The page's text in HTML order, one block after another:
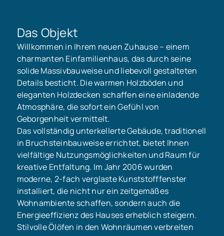
Das Objekt
Willkommen in Ihrem neuen Zuhause – einem
charmanten Einfamilienhaus, das durch seine
solide Massivbauweise und liebevoll gestalteten
Details besticht. Die warmen Holzböden und
eleganten Holzdecken schaffen eine einladende
Atmosphäre, die sofort ein Gefühl von
Geborgenheit vermittelt.
Das vollständig unterkellerte Gebäude, traditionell
in Bruchsteinbauweise errichtet, bietet Ihnen
vielfältige Nutzungsmöglichkeiten und Raum für
kreative Entfaltung. Im Jahr 2006 wurden
moderne, 2-fach verglaste Kunststofffenster
installiert, die nicht nur ein zeitgemäßes
Wohnambiente schaffen, sondern auch die
Energieeffizienz des Hauses erheblich steigern.
Stilvolle Ölöfen in den Wohnräumen verbreiten